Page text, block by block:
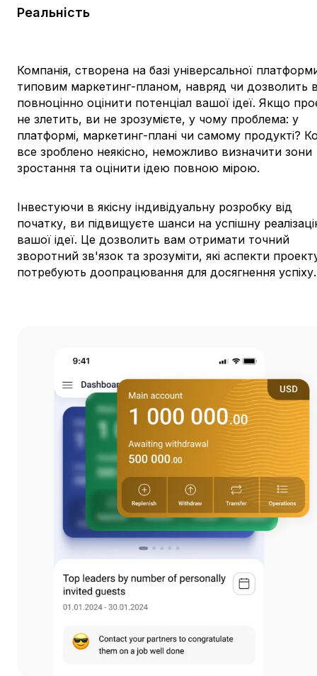
Реальність
Компанія, створена на базі універсальної
типовим маркетинг-планом, навряд чи дозволить
повноцінно оцінити потенціал вашої ідеї. Якщо
не злетить, ви не зрозумієте, у чому проблема: у
платформі, маркетинг-плані чи самому продукті?
все зроблено неякісно, неможливо визначити зони
зростання та оцінити ідею повною мірою.
Інвестуючи в якісну індивідуальну розробку від
початку, ви підвищуєте шанси на успішну
вашої ідеї. Це дозволить вам отримати точний
зворотний зв'язок та зрозуміти, які аспекти
потребують доопрацювання для досягнення успіху.